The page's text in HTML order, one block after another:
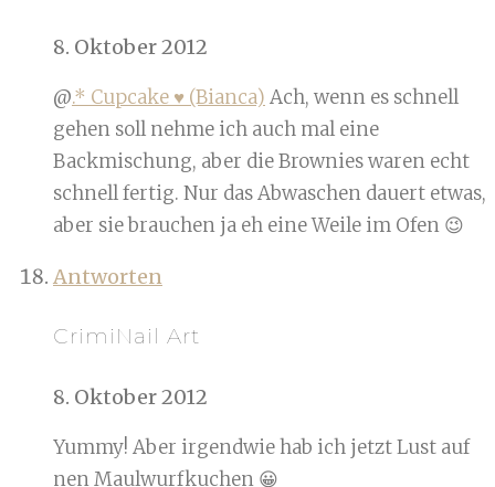
8. Oktober 2012
@.* Cupcake ♥ (Bianca) Ach, wenn es schnell
gehen soll nehme ich auch mal eine
Backmischung, aber die Brownies waren echt
schnell fertig. Nur das Abwaschen dauert etwas,
aber sie brauchen ja eh eine Weile im Ofen 😉
Antworten
CrimiNail Art
8. Oktober 2012
Yummy! Aber irgendwie hab ich jetzt Lust auf
nen Maulwurfkuchen 😀